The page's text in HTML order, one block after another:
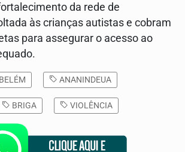
da rede de
às crianças autistas e cobram
para assegurar o acesso ao
BELÉM ANANINDEUA
BRIGA VIOLÊNCIA